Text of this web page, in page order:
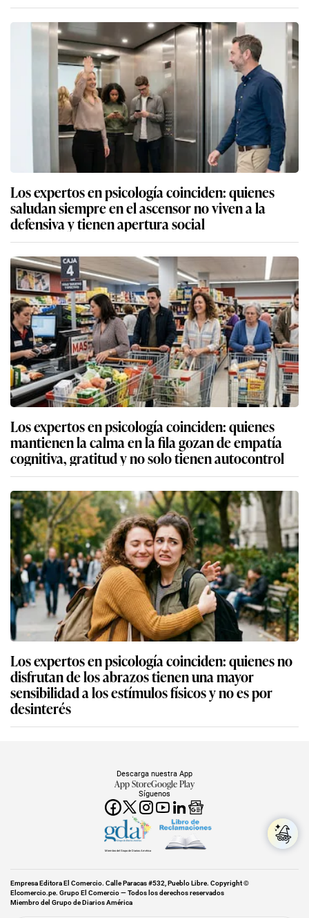
Los expertos en psicología coinciden: quienes
saludan siempre en el ascensor no viven a la
defensiva y tienen apertura social
Los expertos en psicología coinciden: quienes
mantienen la calma en la fila gozan de empatía
cognitiva, gratitud y no solo tienen autocontrol
Los expertos en psicología coinciden: quienes no
disfrutan de los abrazos tienen una mayor
sensibilidad a los estímulos físicos y no es por
desinterés
Síguenos
Descarga nuestra App
App StoreGoogle Play
Miembro del Grupo de Diarios América
Empresa Editora El Comercio. Calle Paracas #532, Pueblo Libre. Copyright ©
Elcomercio.pe. Grupo El Comercio — Todos los derechos reservados
Miembro del Grupo de Diarios América